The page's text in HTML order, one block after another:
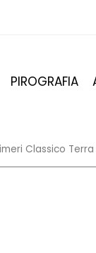
PIROGRAFIA
Classico